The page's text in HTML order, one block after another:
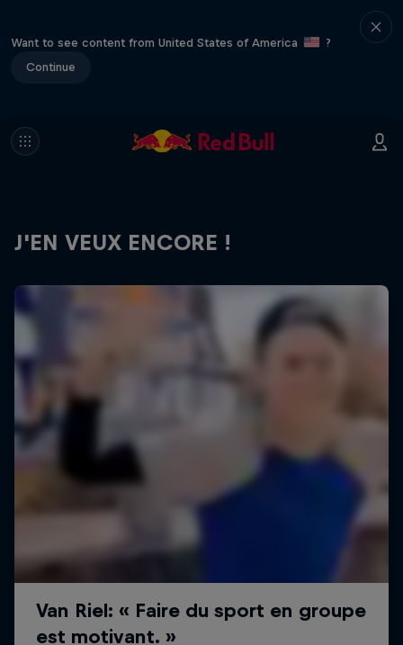
Want to see content from United States of America
?
Continue
J'EN VEUX ENCORE !